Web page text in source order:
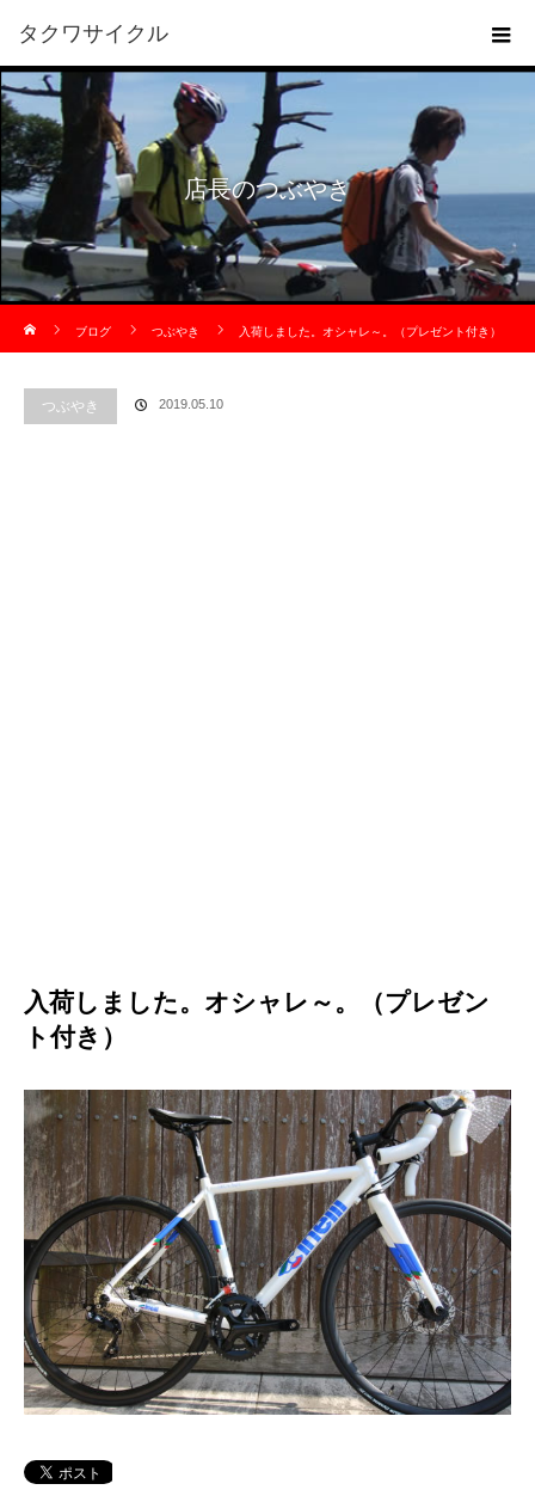
タクワサイクル
店長のつぶやき
ブログ
つぶやき 入荷しました。オシャレ～。（プレゼント付き）
つぶやき 2019.05.10
入荷しました。オシャレ～。（プレゼン
ト付き）